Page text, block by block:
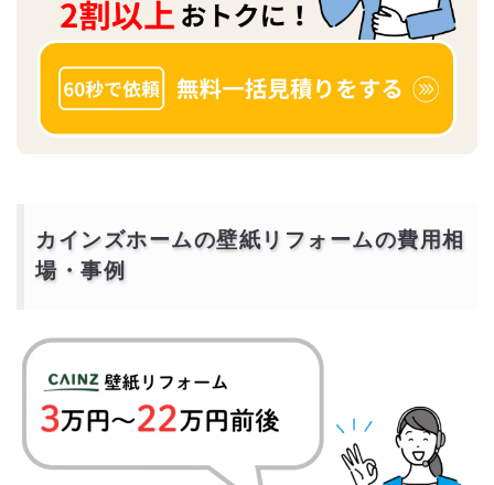
カインズホームの壁紙リフォームの費用相
場・事例